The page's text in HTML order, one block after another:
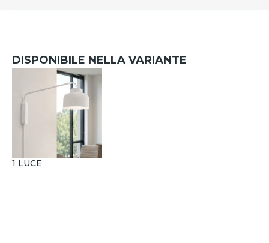
DISPONIBILE NELLA VARIANTE
1 LUCE